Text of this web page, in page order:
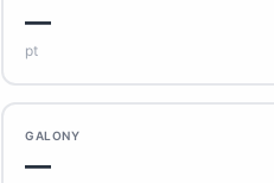
—
pt
GALONY
—